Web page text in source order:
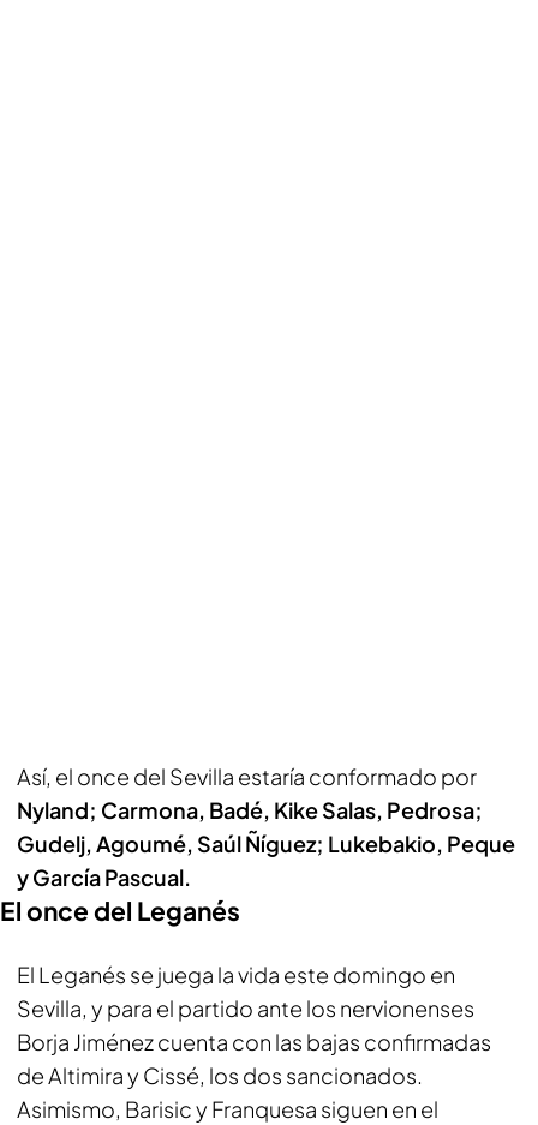
Así, el once del Sevilla estaría conformado por
Nyland; Carmona, Badé, Kike Salas, Pedrosa;
Gudelj, Agoumé, Saúl Ñíguez; Lukebakio, Peque
y García Pascual.
El once del Leganés
El Leganés se juega la vida este domingo en
Sevilla, y para el partido ante los nervionenses
Borja Jiménez cuenta con las bajas confirmadas
de Altimira y Cissé, los dos sancionados.
Asimismo, Barisic y Franquesa siguen en el